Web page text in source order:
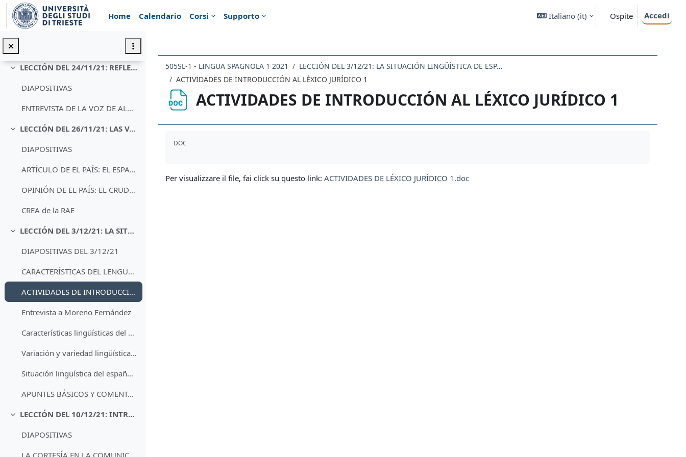
Vai al contenuto principale
Home
Calendario Corsi Supporto Italiano ‎(it)‎ Ospite Accedi
Minimizza
DIAPOSITIVAS
MANUAL DE ESCRITURA ACADÉMICA
Minimizza
LECCIÓN DEL 24/11/21: REFLEXIONES SOBRE EL MODELO DE LENGUA
DIAPOSITIVAS
ENTREVISTA DE LA VOZ DE ALMERÍA A UNA CORRECTORA DE TEXTOS
Minimizza
LECCIÓN DEL 26/11/21: LAS VARIEDADES LINGÜÍSTICAS DEL ESPAÑOL
DIAPOSITIVAS
ARTÍCULO DE EL PAÍS: EL ESPAÑOL EL CUARTO IDIOMA MÁS PODEROSO
OPINIÓN DE EL PAÍS: EL CRUDO LENGUAJE COLOQUIAL
CREA de la RAE
Minimizza
LECCIÓN DEL 3/12/21: LA SITUACIÓN LINGÜÍSTICA DE ESPAÑA Y EL ESPAÑOL DE AMÉRICA
DIAPOSITIVAS DEL 3/12/21
CARACTERÍSTICAS DEL LENGUAJE SECTORIAL
ACTIVIDADES DE INTRODUCCIÓN AL LÉXICO JURÍDICO 1
Entrevista a Moreno Fernández
Características lingüísticas del español de América
Variación y variedad lingüística según el CVC
Situación lingüística del español actual
APUNTES BÁSICOS Y COMENTARIOS DE TEXTO
Minimizza
LECCIÓN DEL 10/12/21: INTRODUCCIÓN A LA CORTESÍA COMUNICATIVA
DIAPOSITIVAS
505SL-1 - LINGUA SPAGNOLA 1 2021
LECCIÓN DEL 3/12/21: LA SITUACIÓN LINGÜÍSTICA DE ESPAÑA Y EL ESPAÑOL DE AMÉRICA
ACTIVIDADES DE INTRODUCCIÓN AL LÉXICO JURÍDICO 1
ACTIVIDADES DE INTRODUCCIÓN AL LÉXICO JURÍDICO 1
DOC
Per visualizzare il file, fai click su questo link: ACTIVIDADES DE LÉXICO JURÍDICO 1.doc